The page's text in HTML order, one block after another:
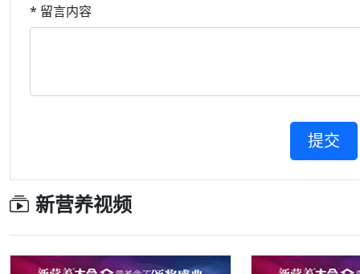
* 留言内容
新营养视频